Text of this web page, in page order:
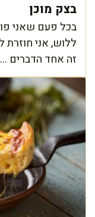
בצק מוכן
בכל פעם שאני
ללוש, אני
זה אחד הדברים ...